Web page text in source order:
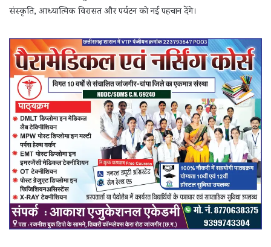
संस्कृति, आध्यात्मिक विरासत और पर्यटन को नई पहचान देंगे।